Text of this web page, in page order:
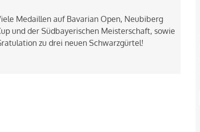
Medaillen auf Bavarian Open, Neubiberg
und der Südbayerischen Meisterschaft, sowie
zu drei neuen Schwarzgürtel!